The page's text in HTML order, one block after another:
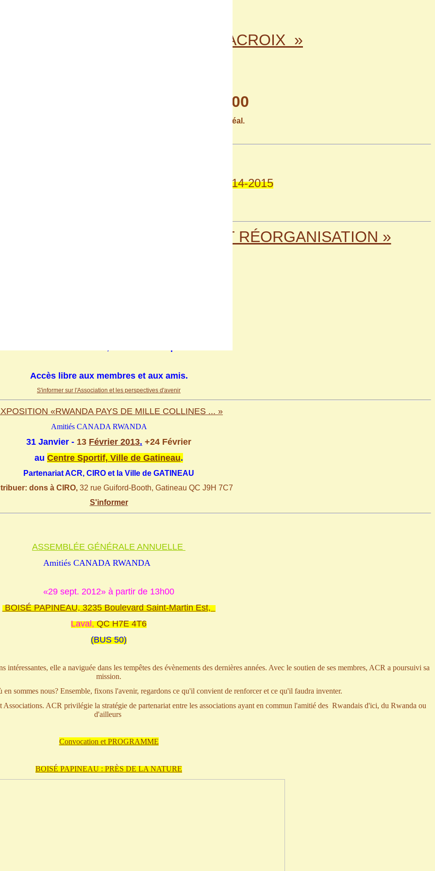
«100 ANS DU PERE BENOIT LACROIX »
à partir de 13h00
des Pères Dominicains, 2715 Ch. cote ste-Catherine, Montréal.
mise à jour de notre calendrier d'activités 2014-2015
«MOBILISATION ET RÉORGANISATION »
Accès libre aux membres et aux amis.
S'informer sur l'Association et les perspectives d'avenir
«RWANDA PAYS DE MILLE COLLINES ... »
Amitiés CANADA RWANDA
31 Janvier - 13 Février 2013. +24 Février
au Centre Sportif, Ville de Gatineau.
Partenariat ACR, CIRO et la Ville de GATINEAU
dons à CIRO, 32 rue Guiford-Booth, Gatineau QC J9H 7C7
S'informer
ASSEMBLÉE GÉNÉRALE ANNUELLE
Amitiés CANADA RWANDA
«29 sept. 2012» à partir de 13h00
BOISÉ PAPINEAU, 3235 Boulevard Saint-Martin Est,
Laval,QC H7E 4T6
(BUS 50)
elle a naviguée dans les tempêtes des évènements des dernières années. Avec le soutien de ses membres, ACR a poursuivi sa
mission.
sommes nous? Ensemble, fixons l'avenir, regardons ce qu'il convient de renforcer et ce qu'il faudra inventer.
ACR privilégie la stratégie de partenariat entre les associations ayant en commun l'amitié des Rwandais d'ici, du Rwanda ou
d'ailleurs
Convocation et PROGRAMME
BOISÉ PAPINEAU : PRÈS DE LA NATURE